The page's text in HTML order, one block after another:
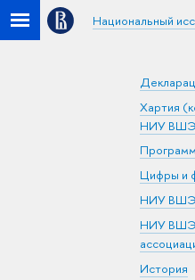
Национальный
Хартия
НИУ ВШЭ
Цифры и
НИУ ВШЭ
НИУ ВШЭ
История